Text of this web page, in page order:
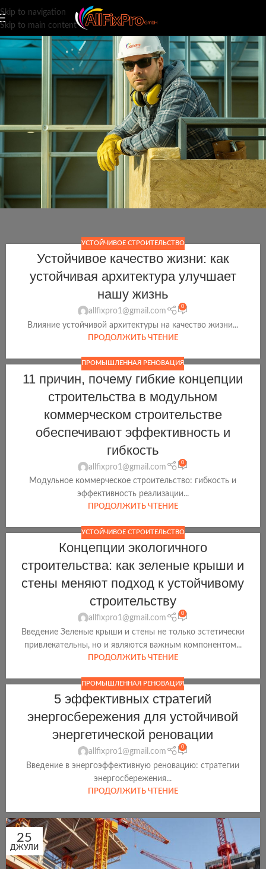
Skip to navigation
Skip to main content
УСТОЙЧИВОЕ СТРОИТЕЛЬСТВО
Устойчивое качество жизни: как
устойчивая архитектура улучшает
нашу жизнь
allfixpro1@gmail.com
0
Влияние устойчивой архитектуры на качество жизни...
ПРОДОЛЖИТЬ ЧТЕНИЕ
ПРОМЫШЛЕННАЯ РЕНОВАЦИЯ
11 причин, почему гибкие концепции
строительства в модульном
коммерческом строительстве
обеспечивают эффективность и
гибкость
allfixpro1@gmail.com
0
Модульное коммерческое строительство: гибкость и
эффективность реализации...
ПРОДОЛЖИТЬ ЧТЕНИЕ
УСТОЙЧИВОЕ СТРОИТЕЛЬСТВО
Концепции экологичного
строительства: как зеленые крыши и
стены меняют подход к устойчивому
строительству
allfixpro1@gmail.com
0
Введение Зеленые крыши и стены не только эстетически
привлекательны, но и являются важным компонентом...
ПРОДОЛЖИТЬ ЧТЕНИЕ
ПРОМЫШЛЕННАЯ РЕНОВАЦИЯ
5 эффективных стратегий
энергосбережения для устойчивой
энергетической реновации
allfixpro1@gmail.com
0
Введение в энергоэффективную реновацию: стратегии
энергосбережения...
ПРОДОЛЖИТЬ ЧТЕНИЕ
25
ДЖУЛИ